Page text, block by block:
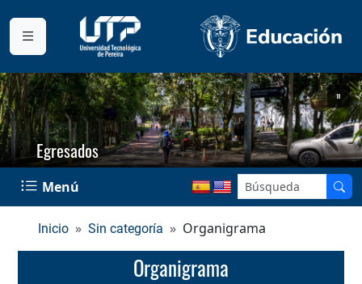
Egresados
Menú
Inicio Sin categoría Organigrama
Organigrama